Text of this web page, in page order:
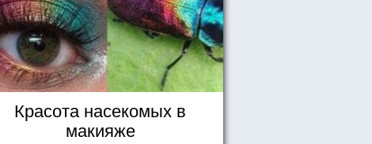
Красота насекомых в
макияже